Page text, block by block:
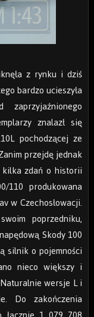
z rynku i dziś
bardzo ucieszyła
znalazł się
pochodzącej ze
przejdę jednak
kilka zdań o historii
110 produkowana
w Czechosłowacji.
poprzedniku,
Skody 100
silnik o pojemności
nieco większy i
wersje L i
Do zakończenia